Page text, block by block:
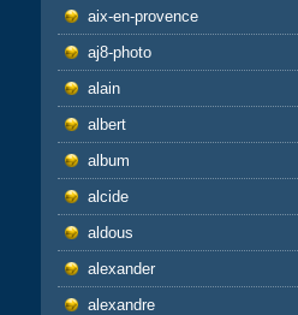
aix-en-provence
aj8-photo
alain
albert
album
alcide
aldous
alexander
alexandre